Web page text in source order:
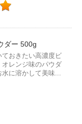
ダー 500g
ておきたい高濃度ビ
オレンジ味のパウダ
に溶かして美味...